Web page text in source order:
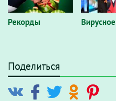
Рекорды
Поделиться